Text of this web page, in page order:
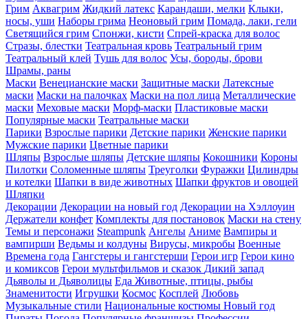
Грим Аквагрим Жидкий латекс Карандаши, мелки Клыки,
носы, уши Наборы грима Неоновый грим Помада, лаки, гели
Светящийся грим Спонжи, кисти Спрей-краска для волос
Стразы, блестки Театральная кровь Театральный грим
Театральный клей Тушь для волос Усы, бороды, брови
Шрамы, раны
Маски Венецианские маски Защитные маски Латексные
маски Маски на палочках Маски на пол лица Металлические
маски Меховые маски Морф-маски Пластиковые маски
Популярные маски Театральные маски
Парики Взрослые парики Детские парики Женские парики
Мужские парики Цветные парики
Шляпы Взрослые шляпы Детские шляпы Кокошники Короны
Пилотки Соломенные шляпы Треуголки Фуражки Цилиндры
и котелки Шапки в виде животных Шапки фруктов и овощей
Шляпки
Декорации Декорации на новый год Декорации на Хэллоуин
Держатели конфет Комплекты для постановок Маски на стену
Темы и персонажи Steampunk Ангелы Аниме Вампиры и
вампирши Ведьмы и колдуны Вирусы, микробы Военные
Времена года Гангстеры и гангстерши Герои игр Герои кино
и комиксов Герои мультфильмов и сказок Дикий запад
Дьяволы и Дьяволицы Еда Животные, птицы, рыбы
Знаменитости Игрушки Космос Косплей Любовь
Музыкальные стили Национальные костюмы Новый год